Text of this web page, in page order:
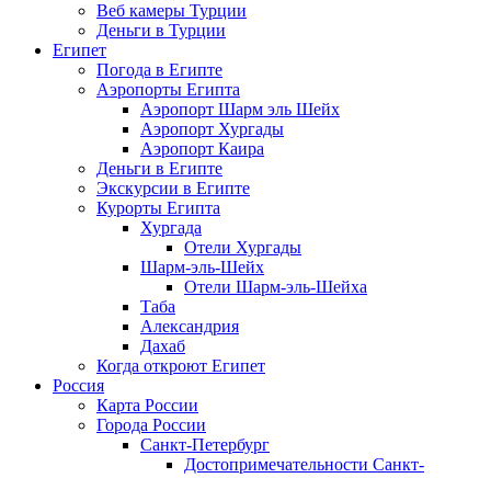
Веб камеры Турции
Деньги в Турции
Египет
Погода в Египте
Аэропорты Египта
Аэропорт Шарм эль Шейх
Аэропорт Хургады
Аэропорт Каира
Деньги в Египте
Экскурсии в Египте
Курорты Египта
Хургада
Отели Хургады
Шарм-эль-Шейх
Отели Шарм-эль-Шейха
Таба
Александрия
Дахаб
Когда откроют Египет
Россия
Карта России
Города России
Санкт-Петербург
Достопримечательности Санкт-